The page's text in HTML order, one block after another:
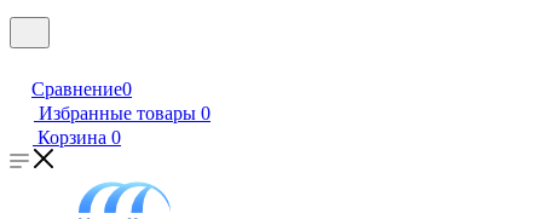
Сравнение0
Избранные товары 0
Корзина 0